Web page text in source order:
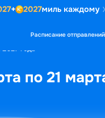
+ 2027миль каждому
Расписание отправлений
года
по 21